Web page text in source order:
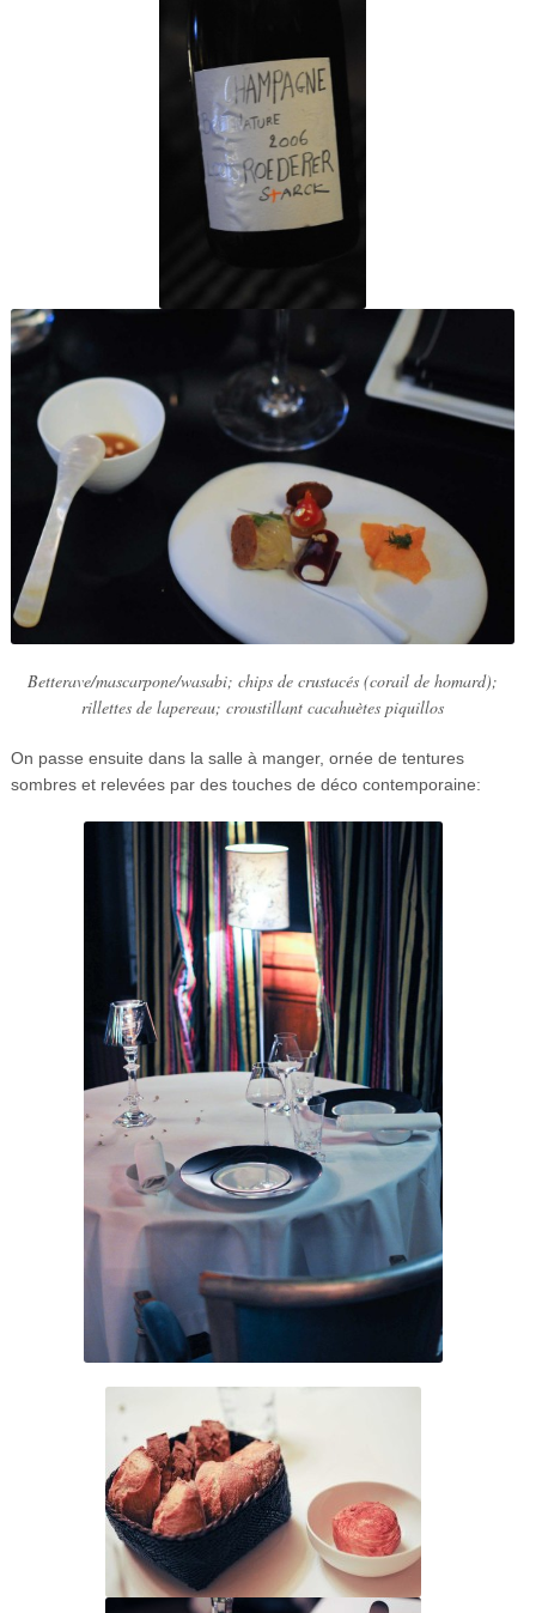
Betterave/mascarpone/wasabi; chips de crustacés (corail de homard);
rillettes de lapereau; croustillant cacahuètes piquillos
On passe ensuite dans la salle à manger, ornée de tentures
sombres et relevées par des touches de déco contemporaine: